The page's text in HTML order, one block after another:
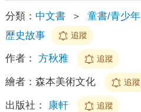
分類： 中文書 ＞ 童書/青少年
歷史故事
追蹤
作者： 方秋雅 追蹤
繪者： 森本美術文化 追蹤
出版社： 康軒 追蹤